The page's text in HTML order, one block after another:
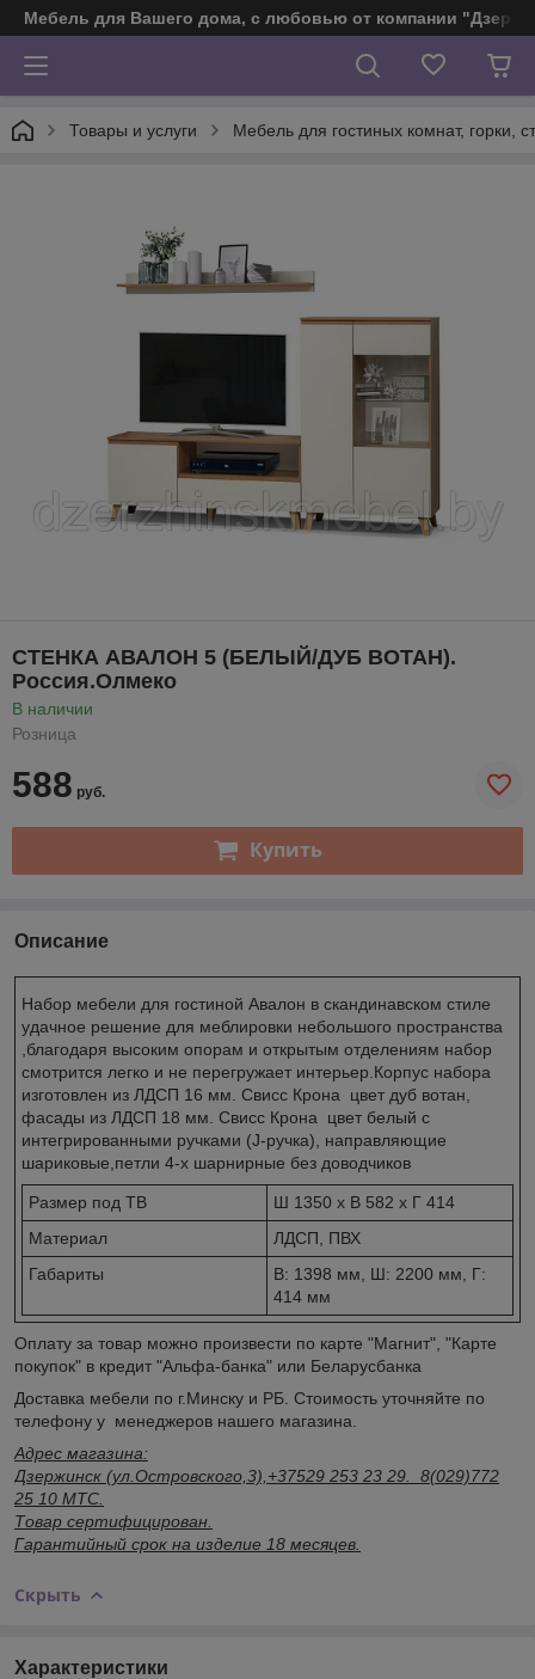
Мебель для Вашего дома, с любовью от компании
Товары и услуги Мебель для гостиных комнат, горки,
СТЕНКА АВАЛОН 5 (БЕЛЫЙ/ДУБ ВОТАН).
Россия.Олмеко
В наличии
Розница
588 руб.
Купить
Описание
Набор мебели для гостиной Авалон в скандинавском стиле
удачное решение для меблировки небольшого пространства
,благодаря высоким опорам и открытым отделениям набор
смотрится легко и не перегружает интерьер.Корпус набора
изготовлен из ЛДСП 16 мм. Свисс Крона цвет дуб вотан,
фасады из ЛДСП 18 мм. Свисс Крона цвет белый с
интегрированными ручками (J-ручка), направляющие
шариковые,петли 4-х шарнирные без доводчиков
Размер под ТВ
Ш 1350 x В 582 x Г 414
Материал
ЛДСП, ПВХ
Габариты
В: 1398 мм, Ш: 2200 мм, Г:
414 мм
Оплату за товар можно произвести по карте "Магнит", "Карте
покупок" в кредит "Альфа-банка" или Беларусбанка
Доставка мебели по г.Минску и РБ. Стоимость уточняйте по
телефону у менеджеров нашего магазина.
Адрес магазина:
Дзержинск (ул.Островского,3),+37529 253 23 29. 8(029)772
25 10 МТС.
Товар сертифицирован.
Гарантийный срок на изделие 18 месяцев.
Скрыть
Характеристики